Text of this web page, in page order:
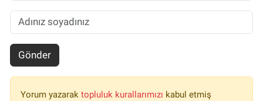
Gönder
Yorum yazarak topluluk kurallarımızı kabul etmiş